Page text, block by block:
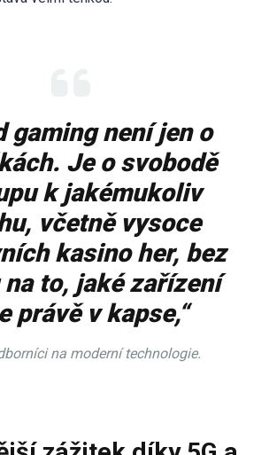
gaming není jen o
Je o svobodě
k jakémukoliv
včetně vysoce
kasino her, bez
na to, jaké zařízení
právě v kapse,“
na moderní technologie.